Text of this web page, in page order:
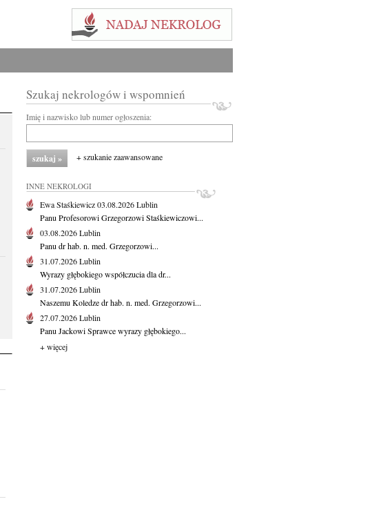
Szukaj nekrologów i wspomnień
Imię i nazwisko lub numer ogłoszenia:
+ szukanie zaawansowane
INNE NEKROLOGI
Ewa Staśkiewicz03.08.2026Lublin
Panu Profesorowi Grzegorzowi Staśkiewiczowi...
03.08.2026Lublin
Panu dr hab. n. med. Grzegorzowi...
31.07.2026Lublin
Wyrazy głębokiego współczucia dla dr...
31.07.2026Lublin
Naszemu Koledze dr hab. n. med. Grzegorzowi...
27.07.2026Lublin
Panu Jackowi Sprawce wyrazy głębokiego...
+ więcej